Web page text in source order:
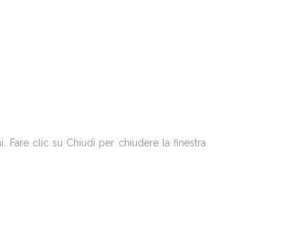
Fare clic su Chiudi per chiudere la finestra